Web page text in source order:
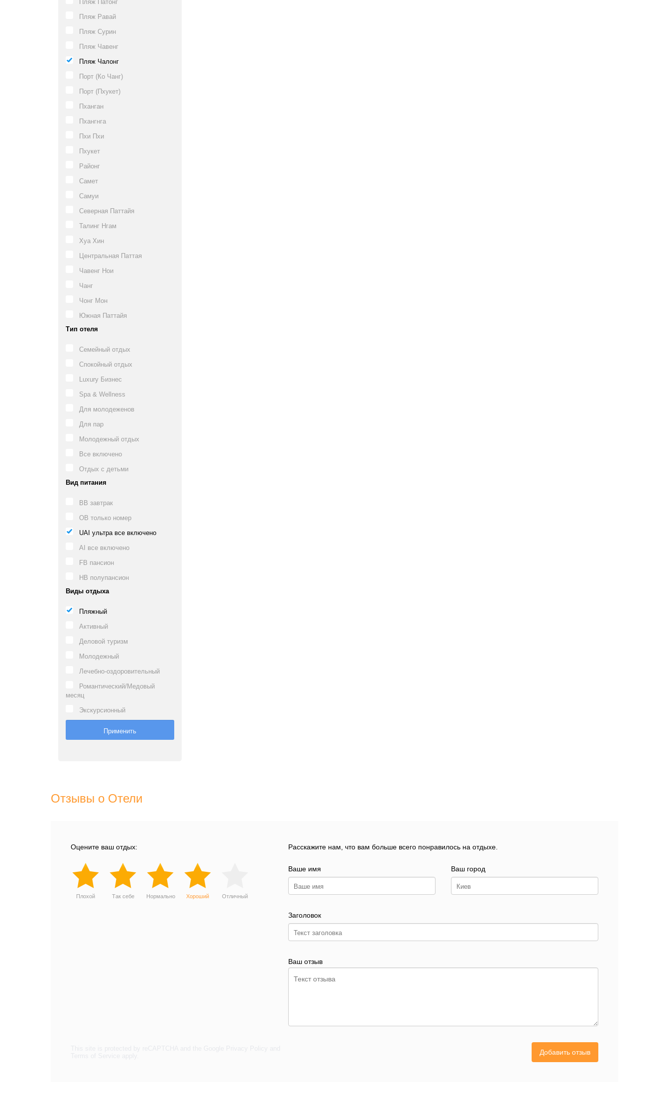
Пляж Патонг
Пляж Равай
Пляж Сурин
Пляж Чавенг
Пляж Чалонг
Порт (Ко Чанг)
Порт (Пхукет)
Пханган
Пхангнга
Пхи Пхи
Пхукет
Районг
Самет
Самуи
Северная Паттайя
Талинг Нгам
Хуа Хин
Центральная Паттая
Чавенг Нои
Чанг
Чонг Мон
Южная Паттайя
Тип отеля
Семейный отдых
Спокойный отдых
Luxury Бизнес
Spa & Wellness
Для молодеженов
Для пар
Молодежный отдых
Все включено
Отдых с детьми
Вид питания
BB завтрак
OB только номер
UAI ультра все включено
AI все включено
FB пансион
HB полупансион
Виды отдыха
Пляжный
Активный
Деловой туризм
Молодежный
Лечебно-оздоровительный
Романтический/Медовый
месяц
Экскурсионный
Отзывы о Отели
Оцените ваш отдых:
Плохой Так себе Нормально Хороший Отличный
Расскажите нам, что вам больше всего понравилось на отдыхе.
Ваше имя Ваш город
Заголовок
Ваш отзыв
Добавить отзыв